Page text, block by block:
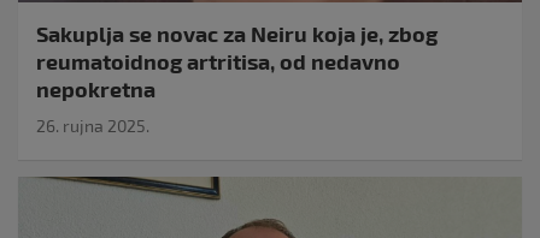
Sakuplja se novac za Neiru koja je, zbog
reumatoidnog artritisa, od nedavno
nepokretna
26. rujna 2025.